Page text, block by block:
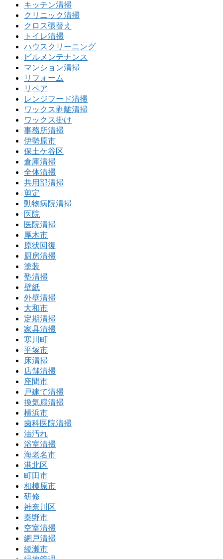
キッチン清掃
クリニック清掃
クロス張替え
トイレ清掃
ハウスクリーニング
ビルメンテナンス
マンション清掃
リフォーム
リペア
レンジフード清掃
ワックス剥離清掃
ワックス掛け
事務所清掃
伊勢原市
保土ケ谷区
倉庫清掃
全体清掃
共用部清掃
剪定
動物病院清掃
医院
医院清掃
厚木市
原状回復
厨房清掃
塗装
塾清掃
壁紙
外壁清掃
大和市
定期清掃
家具清掃
寒川町
平塚市
床清掃
店舗清掃
座間市
戸建て清掃
換気扇清掃
横浜市
歯科医院清掃
油汚れ
浴室清掃
海老名市
港北区
町田市
相模原市
研修
神奈川区
秦野市
空室清掃
網戸清掃
綾瀬市